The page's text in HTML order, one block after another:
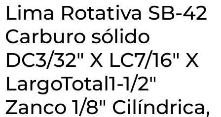
Lima Rotativa SB-42
Carburo sólido
DC3/32″ X LC7/16″ X
LargoTotal1-1/2″
Zanco 1/8″ Cilíndrica,